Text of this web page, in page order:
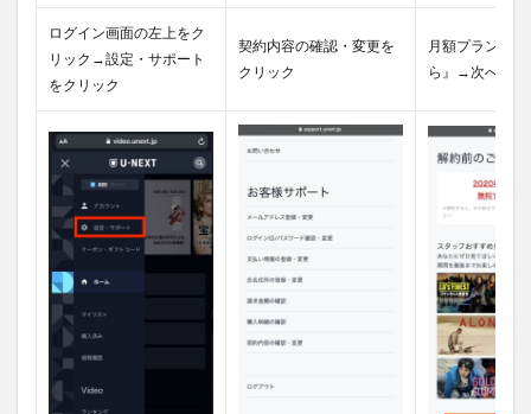
ログイン画面の左上をク
リック→設定・サポート
をクリック
契約内容の確認・変更を
クリック
月額プラン『
ら』→次へをク